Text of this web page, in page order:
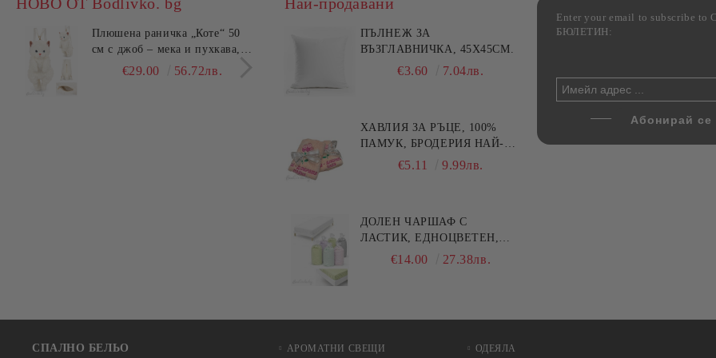
Плюшена раничка „Коте“ 50
см с джоб – мека и пухкава,
€29.00 56.72лв.
Комплект жакардова калъфка
45x45 см и тишлайфер 45x140
см – Къща с цветя
€22.49 43.99лв.
€25.00
Комплект 2 стъклени тави
ПЪЛНЕЖ ЗА
ВЪЗГЛАВНИЧКА, 45X45СМ.
€3.60 7.04лв.
ХАВЛИЯ ЗА РЪЦЕ, 100%
ПАМУК, БРОДЕРИЯ НАЙ-
ДОБАРАТА МАЙКА/БАБА ,
€5.11 9.99лв.
ДОЛЕН ЧАРШАФ С
ЛАСТИК, ЕДНОЦВЕТЕН,
100% ПАМУК, РАЗЛИЧНИ
€14.00 27.38лв.
Enter your email to subscribe
БЮЛЕТИН:
СПАЛНО БЕЛЬО АРОМАТНИ СВЕЩИ ОДЕЯЛА